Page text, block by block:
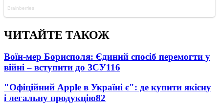
ЧИТАЙТЕ ТАКОЖ
Воїн-мер Борисполя: Єдиний спосіб перемогти у
війні – вступити до ЗСУ116
"Офіційний Apple в Україні є": де купити якісну
і легальну продукцію82